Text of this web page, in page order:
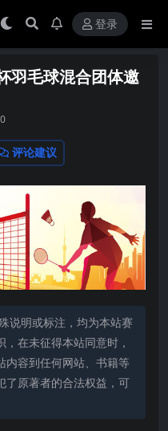
登录
羽毛球混合团体邀
0
评论建议
说明或标注，均为本站赛
在未征得本站同意时，
内容到任何网站、书籍等
了原著者的合法权益，可